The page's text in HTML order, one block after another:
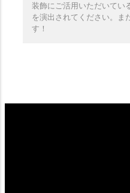
装飾にご活用いただいてい
を演出されてください。ま
す！